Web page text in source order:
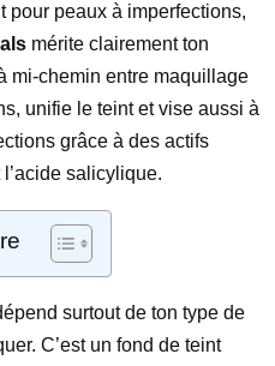
pour peaux à imperfections,
mérite clairement ton
mi-chemin entre maquillage
unifie le teint et vise aussi à
grâce à des actifs
l’acide salicylique.
surtout de ton type de
C’est un fond de teint